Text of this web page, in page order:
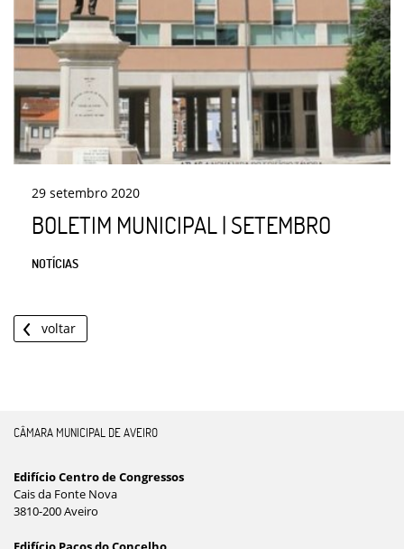
29 setembro 2020
BOLETIM MUNICIPAL | SETEMBRO
NOTÍCIAS
voltar
CÂMARA MUNICIPAL DE AVEIRO
Edifício Centro de Congressos
Cais da Fonte Nova
3810-200 Aveiro